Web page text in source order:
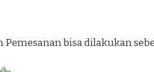
Pemesanan bisa dilakukan